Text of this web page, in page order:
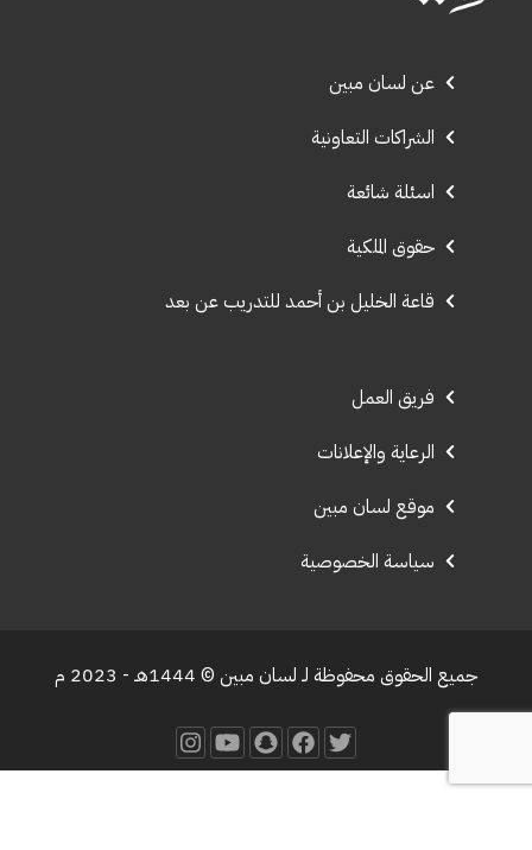
عن لسان مبين
الشراكات التعاونية
اسئلة شائعة
حقوق الملكية
قاعة الخليل بن أحمد للتدريب عن بعد
فريق العمل
الرعاية والإعلانات
موقع لسان مبين
سياسة الخصوصية
جميع الحقوق محفوظة لـ لسان مبين © 1444هـ - 2023 م